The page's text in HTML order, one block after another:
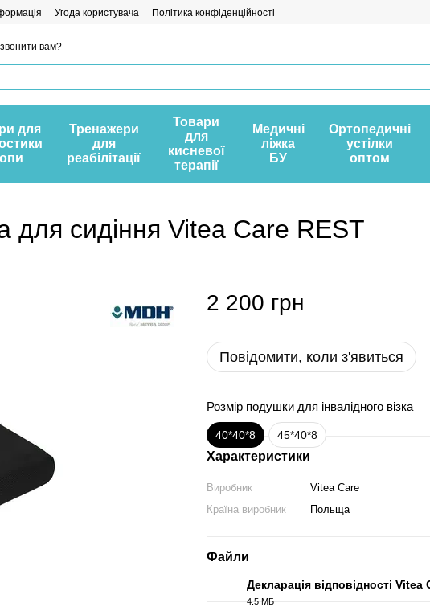
Угода користувача Політика конфіденційності
вам?
для
Тренажери
для
реабілітації
Товари
для
кисневої
терапії
Медичні
ліжка
БУ
Ортопедичні
устілки
оптом
сидіння Vitea Care REST
2 200 грн
Повідомити, коли з'явиться
Розмір подушки для інвалідного візка
40*40*8 45*40*8
Характеристики
Виробник
Vitea Care
Країна виробник
Польща
Файли
Декларація відповідності Vitea
4.5 МБ